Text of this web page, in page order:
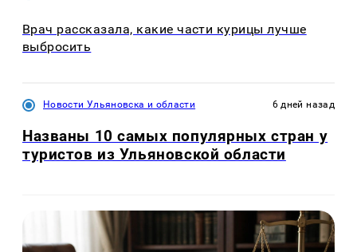
Врач рассказала, какие части курицы лучше
выбросить
Новости Ульяновска и области 6 дней назад
Названы 10 самых популярных стран у
туристов из Ульяновской области